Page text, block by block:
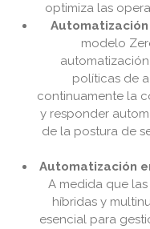
optimiza las
modelo
políticas de
continuamente la
y responder
de la postura de
Automatización
A medida que
híbridas y
esencial para